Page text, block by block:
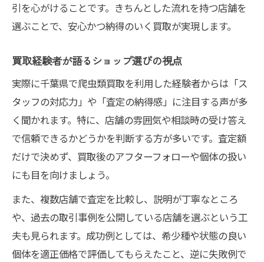
引を心がけることです。きちんとした流れを持つ店舗を
選ぶことで、安心かつ納得のいく買取が実現します。
買取経験者が語るショップ選びの視点
実際に千葉県で爬虫類買取を利用した経験者からは「ス
タッフの対応力」や「査定の納得感」に注目する声が多
く聞かれます。特に、店舗の雰囲気や相談時の受け答え
で信頼できるかどうかを判断する方が多いです。査定額
だけで決めず、買取後のアフターフォローや個体の扱い
にも目を向けましょう。
また、複数店舗で査定を比較し、説明が丁寧なところ
や、過去の取引事例を公開している店舗を選ぶという工
夫も見られます。成功例としては、希少種や状態の良い
個体を適正価格で評価してもらえたこと、逆に失敗例で